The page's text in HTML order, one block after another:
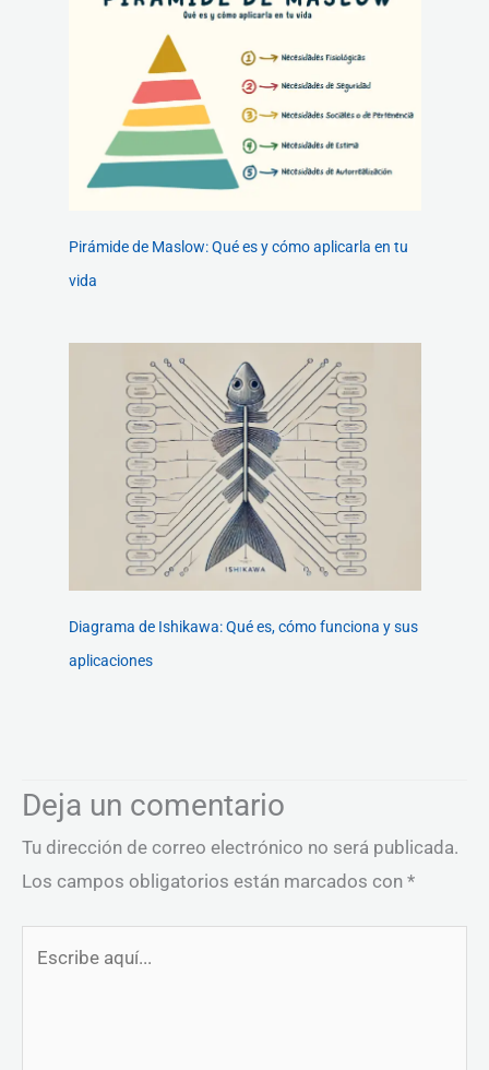
Pirámide de Maslow: Qué es y cómo aplicarla en tu
vida
Diagrama de Ishikawa: Qué es, cómo funciona y sus
aplicaciones
Deja un comentario
Tu dirección de correo electrónico no será publicada.
Los campos obligatorios están marcados con *